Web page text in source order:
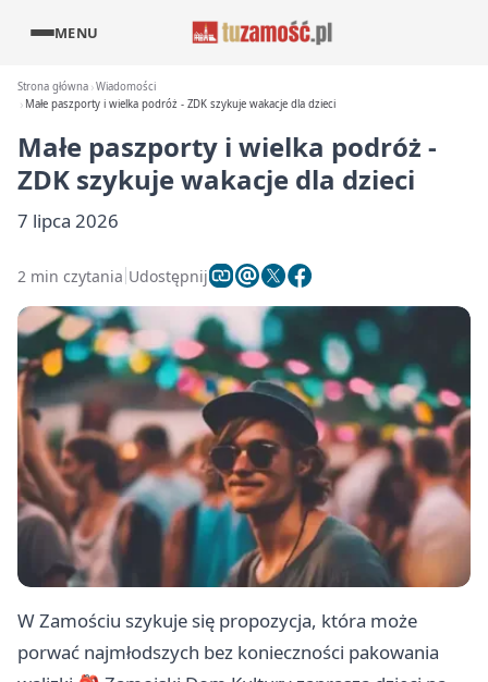
MENU
Strona główna Wiadomości
Małe paszporty i wielka podróż - ZDK szykuje wakacje dla dzieci
Małe paszporty i wielka podróż -
ZDK szykuje wakacje dla dzieci
7 lipca 2026
2 min czytania Udostępnij
W Zamościu szykuje się propozycja, która może
porwać najmłodszych bez konieczności pakowania